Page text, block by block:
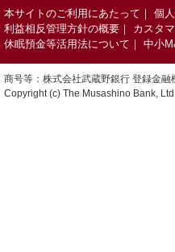
本サイトのご利用にあたって ｜ 個
利益相反管理方針の概要 ｜ カスタ
休眠預金等活用法について ｜ 中小
商号等：株式会社武蔵野銀行 登録金
Copyright (c) The Musashino Bank, Ltd